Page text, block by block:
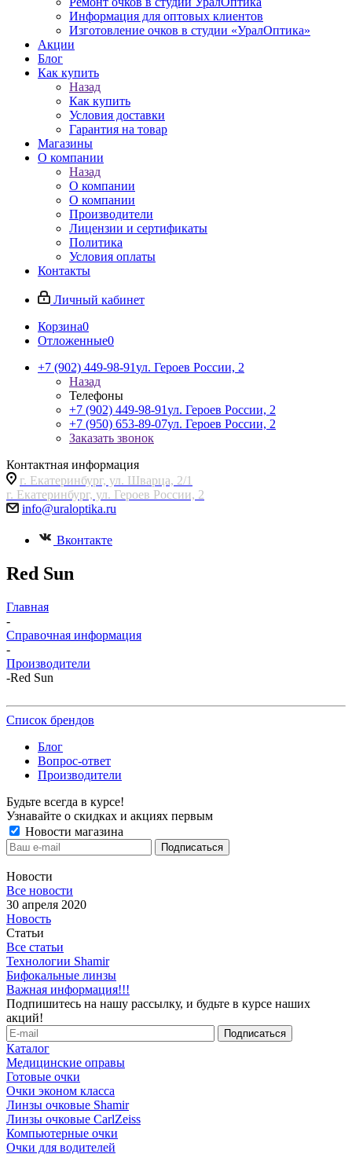
Информация для оптовых клиентов
Изготовление очков в студии «УралОптика»
Акции
Блог
Как купить
Назад
Как купить
Условия доставки
Гарантия на товар
Магазины
О компании
Назад
О компании
О компании
Производители
Лицензии и сертификаты
Политика
Условия оплаты
Контакты
Личный кабинет
Корзина0
Отложенные0
+7 (902) 449-98-91ул. Героев России, 2
Назад
Телефоны
+7 (902) 449-98-91ул. Героев России, 2
+7 (950) 653-89-07ул. Героев России, 2
Заказать звонок
Контактная информация
г. Екатеринбург, ул. Шварца, 2/1
г. Екатеринбург, ул. Героев России, 2
info@uraloptika.ru
Вконтакте
Red Sun
Главная
-
Справочная информация
-
Производители
-Red Sun
Список брендов
Блог
Вопрос-ответ
Производители
Будьте всегда в курсе!
Узнавайте о скидках и акциях первым
Новости магазина
Новости
Все новости
30 апреля 2020
Новость
Статьи
Все статьи
Технологии Shamir
Бифокальные линзы
Важная информация!!!
Подпишитесь на нашу рассылку, и будьте в курсе наших
акций!
Каталог
Медицинские оправы
Готовые очки
Очки эконом класса
Линзы очковые Shamir
Линзы очковые CarlZeiss
Компьютерные очки
Очки для водителей